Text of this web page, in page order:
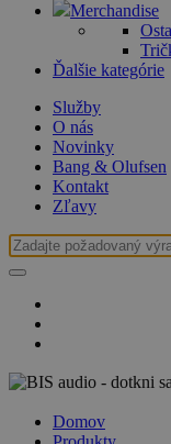
Merchandise
Ďalšie kategórie
Služby
O nás
Novinky
Bang & Olufsen
Kontakt
Zľavy
Domov